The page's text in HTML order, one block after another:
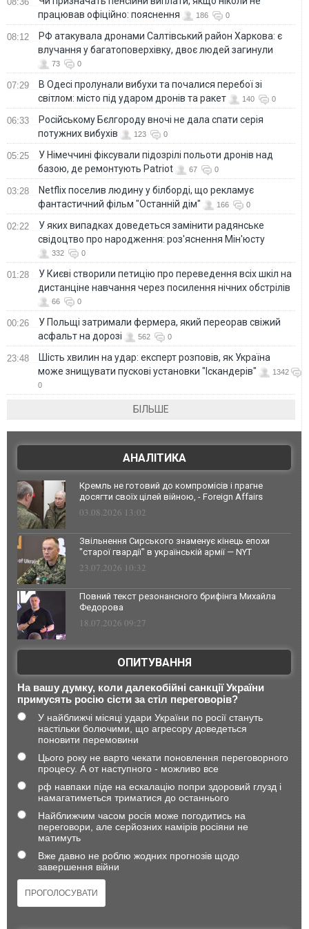
працював офіційно: пояснення
186 0
08:12
РФ атакувала дронами Салтівський район Харкова: є
влучання у багатоповерхівку, двоє людей загинули
73 0
07:29
В Одесі пролунали вибухи та почалися перебої зі
світлом: місто під ударом дронів та ракет
140 0
06:33
Російському Бєлгороду вночі не дала спати серія
потужних вибухів
123 0
05:25
У Німеччині фіксували підозрілі польоти дронів над
базою, де ремонтують Patriot
67 0
03:28
Netflix поселив людину у білборді, що рекламує
фантастичний фільм "Останній дім"
166 0
02:22
У яких випадках доведеться замінити радянське
свідоцтво про народження: роз'яснення Мін'юсту
332 0
01:28
У Києві створили петицію про переведення всіх шкіл на
дистанціне навчання через посилення нічних обстрілів
66 0
00:26
У Польщі затримали фермера, який переорав свіжий
асфальт на дорозі
562 0
23:48
Шість хвилин на удар: експерт розповів, як Україна
може знищувати пускові установки "Іскандерів"
1342
0
БІЛЬШЕ
АНАЛІТИКА
Кремль не готовий до компромісів і прагне
досягти своїх цілей війною, - Foreign Affairs
03.08.2026 13:02
Звільнення Сирського знаменує кінець епохи
"старої гвардії" в українській армії — NYT
23.07.2026 10:32
Повний текст резонансного брифінга Михайла
Федорова
18.07.2026 09:27
ОПИТУВАННЯ
На вашу думку, коли далекобійні санкції України
примусять росію сісти за стіл переговорів?
У найближчі місяці удари України по росії стануть
настільки болючими, що агресору доведеться
поновити перемовини
Цього року не варто чекати поновлення переговорного
процесу. А от наступного - можливо все
рф навпаки піде на ескалацію попри здоровий глузд і
намагатиметься триматися до останнього
Найближчим часом росія може погодитись на
переговори, але серйозних намірів росіяни не
матимуть
Вже давно не роблю жодних прогнозів щодо
завершення війни